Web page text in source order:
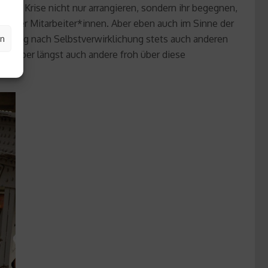
Krise nicht nur arrangieren, sondern ihr begegnen,
Mitarbeiter*innen. Aber eben auch im Sinne der
nach Selbstverwirklichung stets auch anderen
aber längst auch andere froh über diese